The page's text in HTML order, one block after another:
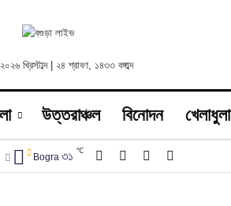
খ্রিস্টাব্দ| ২৪ শ্রাবণ, ১৪৩৩ বঙ্গাব্দ
উত্তরাঞ্চল বিনোদন খেলাধুলা
Bogra ৩১ ℃ Facebook YouTube